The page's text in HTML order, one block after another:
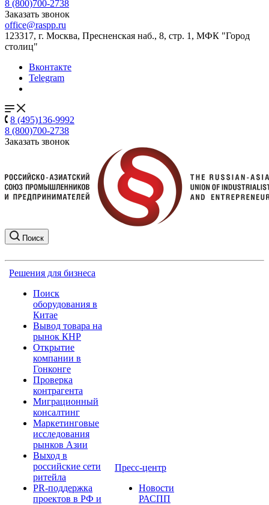
8 (800)700-2738
Заказать звонок
office@raspp.ru
123317, г. Москва, Пресненская наб., 8, стр. 1, МФК "Город
столиц"
Вконтакте
Telegram
8 (495)136-9992
8 (800)700-2738
Заказать звонок
Поиск
Решения для бизнеса
Поиск
оборудования в
Китае
Вывод товара на
рынок КНР
Открытие
компании в
Гонконге
Проверка
контрагента
Миграционный
консалтинг
Маркетинговые
исследования
рынков Азии
Выход в
российские сети
ритейла
PR-поддержка
проектов в РФ и
Пресс-центр
Новости
РАСПП